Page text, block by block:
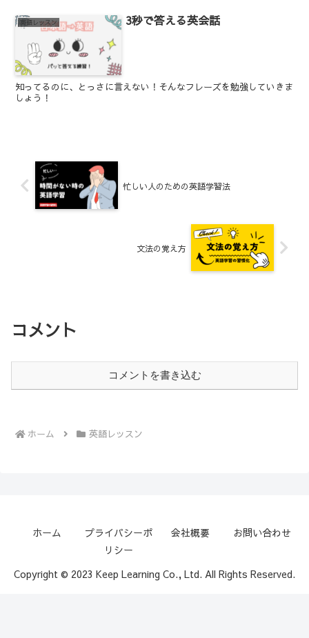
英語レッスン 3秒で答える英会話
知ってるのに、とっさに言えない！そんなフレーズを勉強していきま
しょう！
忙しい人のための英語学習法
文法の覚え方
コメント
コメントを書き込む
ホーム 英語レッスン
ホーム
プライバシーポ
リシー
会社概要 お問い合わせ
Copyright © 2023 Keep Learning Co., Ltd. All Rights Reserved.